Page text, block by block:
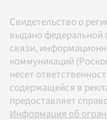
Свидетельство о
выдано федеральной
связи,
коммуникаций
несет
содержащейся в
предоставляет
Информация об